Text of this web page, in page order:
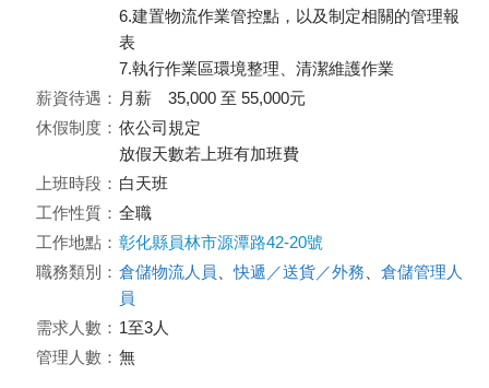
6.建置物流作業管控點，以及制定相關的管理報
表
7.執行作業區環境整理、清潔維護作業
薪資待遇： 月薪 35,000 至 55,000元
休假制度： 依公司規定
放假天數若上班有加班費
上班時段： 白天班
工作性質： 全職
工作地點： 彰化縣員林市源潭路42-20號
職務類別： 倉儲物流人員 、快遞／送貨／外務
倉儲管理人
員
需求人數： 1至3人
管理人數： 無